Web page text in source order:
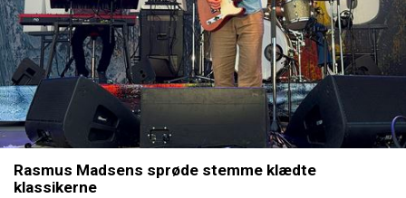
Rasmus Madsens sprøde stemme klædte
klassikerne